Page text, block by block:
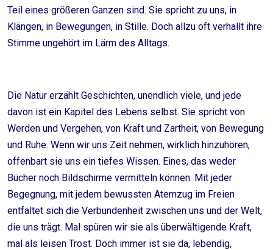
Teil eines größeren Ganzen sind. Sie spricht zu uns, in
Klängen, in Bewegungen, in Stille. Doch allzu oft verhallt ihre
Stimme ungehört im Lärm des Alltags.
Die Natur erzählt Geschichten, unendlich viele, und jede
davon ist ein Kapitel des Lebens selbst. Sie spricht von
Werden und Vergehen, von Kraft und Zartheit, von Bewegung
und Ruhe. Wenn wir uns Zeit nehmen, wirklich hinzuhören,
offenbart sie uns ein tiefes Wissen. Eines, das weder
Bücher noch Bildschirme vermitteln können. Mit jeder
Begegnung, mit jedem bewussten Atemzug im Freien
entfaltet sich die Verbundenheit zwischen uns und der Welt,
die uns trägt. Mal spüren wir sie als überwältigende Kraft,
mal als leisen Trost. Doch immer ist sie da, lebendig,